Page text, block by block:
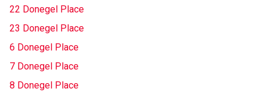
22 Donegel Place
23 Donegel Place
6 Donegel Place
7 Donegel Place
8 Donegel Place